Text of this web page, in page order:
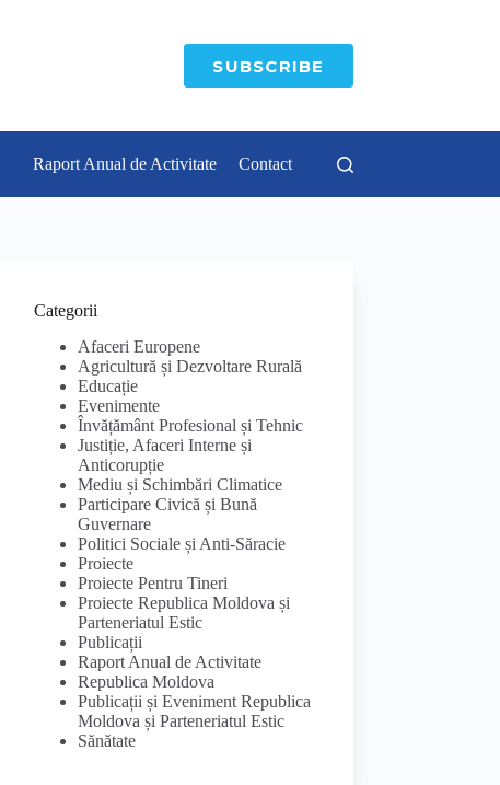
SUBSCRIBE
Raport Anual de Activitate Contact
Categorii
Afaceri Europene
Agricultură și Dezvoltare Rurală
Educație
Evenimente
Învățământ Profesional și Tehnic
Justiție, Afaceri Interne și
Anticorupție
Mediu și Schimbări Climatice
Participare Civică și Bună
Guvernare
Politici Sociale și Anti-Săracie
Proiecte
Proiecte Pentru Tineri
Proiecte Republica Moldova și
Parteneriatul Estic
Publicații
Raport Anual de Activitate
Republica Moldova
Publicații și Eveniment Republica
Moldova și Parteneriatul Estic
Sănătate